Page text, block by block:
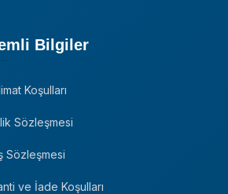
Bilgiler
Koşulları
Sözleşmesi
Sözleşmesi
ve İade Koşulları